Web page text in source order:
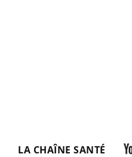
LA CHAÎNE SANTÉ